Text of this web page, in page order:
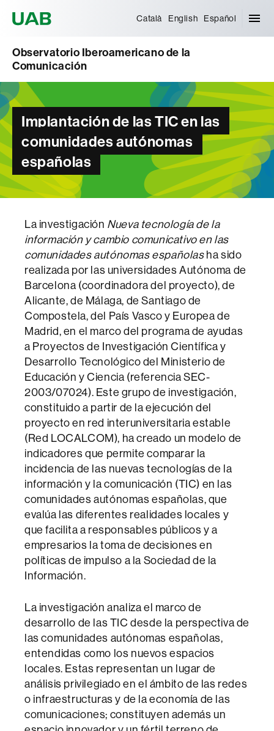
Català English Español
Observatorio Iberoamericano de la
Comunicación
Implantación de las TIC en las
comunidades autónomas
españolas
La investigación Nueva tecnología de la
información y cambio comunicativo en las
comunidades autónomas españolasha sido
realizada por las universidades Autónoma de
Barcelona (coordinadora del proyecto), de
Alicante, de Málaga, de Santiago de
Compostela, del País Vasco y Europea de
Madrid, en el marco del programa de ayudas
a Proyectos de Investigación Científica y
Desarrollo Tecnológico del Ministerio de
Educación y Ciencia (referencia SEC-
2003/07024). Este grupo de investigación,
constituido a partir de la ejecución del
proyecto en red interuniversitaria estable
(Red LOCALCOM), ha creado un modelo de
indicadores que permite comparar la
incidencia de las nuevas tecnologías de la
información y la comunicación (TIC) en las
comunidades autónomas españolas, que
evalúa las diferentes realidades locales y
que facilita a responsables públicos y a
empresarios la toma de decisiones en
políticas de impulso a la Sociedad de la
Información.
La investigación analiza el marco de
desarrollo de las TIC desde la perspectiva de
las comunidades autónomas españolas,
entendidas como los nuevos espacios
locales. Estas representan un lugar de
análisis privilegiado en el ámbito de las redes
o infraestructuras y de la economía de las
comunicaciones; constituyen además un